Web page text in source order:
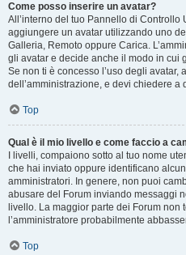
Come posso inserire un avatar?
All’interno del tuo Pannello di Controllo
aggiungere un avatar utilizzando uno
Galleria, Remoto oppure Carica.
gli avatar e decide anche il modo in cui
Se non ti è concesso l’uso degli avatar,
dell’amministrazione, e devi chiedere a
Top
Qual è il mio livello e come faccio a
I livelli, compaiono sotto al tuo nome
che hai inviato oppure identificano
amministratori. In genere, non puoi
abusare del Forum inviando messaggi
livello. La maggior parte dei Forum non
l’amministratore probabilmente
Top